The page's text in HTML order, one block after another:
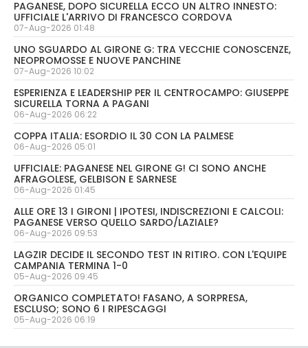
PAGANESE, DOPO SICURELLA ECCO UN ALTRO INNESTO:
UFFICIALE L'ARRIVO DI FRANCESCO CORDOVA
07-Aug-2026 01:48
UNO SGUARDO AL GIRONE G: TRA VECCHIE CONOSCENZE,
NEOPROMOSSE E NUOVE PANCHINE
07-Aug-2026 10:02
ESPERIENZA E LEADERSHIP PER IL CENTROCAMPO: GIUSEPPE
SICURELLA TORNA A PAGANI
06-Aug-2026 06:22
COPPA ITALIA: ESORDIO IL 30 CON LA PALMESE
06-Aug-2026 05:01
UFFICIALE: PAGANESE NEL GIRONE G! CI SONO ANCHE
AFRAGOLESE, GELBISON E SARNESE
06-Aug-2026 01:45
ALLE ORE 13 I GIRONI | IPOTESI, INDISCREZIONI E CALCOLI:
PAGANESE VERSO QUELLO SARDO/LAZIALE?
06-Aug-2026 09:53
LAGZIR DECIDE IL SECONDO TEST IN RITIRO. CON L'EQUIPE
CAMPANIA TERMINA 1-0
05-Aug-2026 09:45
ORGANICO COMPLETATO! FASANO, A SORPRESA,
ESCLUSO; SONO 6 I RIPESCAGGI
05-Aug-2026 06:19